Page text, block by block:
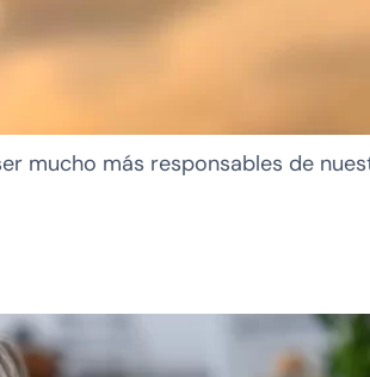
mucho más responsables de